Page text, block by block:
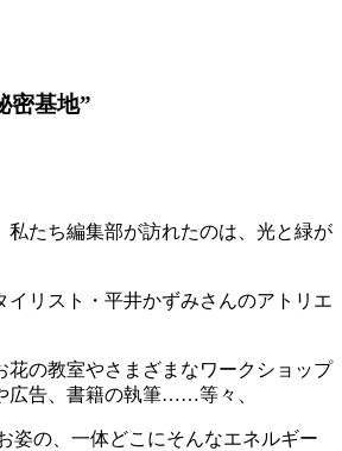
密基地”
私たち編集部が訪れたのは、光と緑が
イリスト・平井かずみさんのアトリエ
花の教室やさまざまなワークショップ
広告、書籍の執筆……等々、
姿の、一体どこにそんなエネルギー